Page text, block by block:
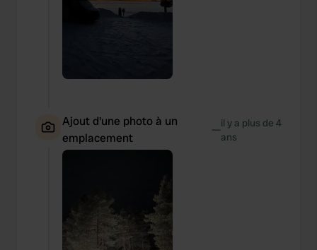
Ajout d'une photo à un
emplacement
—il y a plus de 4
ans